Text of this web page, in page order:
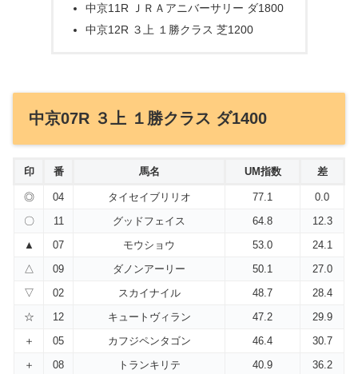
中京11R ＪＲＡアニバーサリー ダ1800
中京12R ３上 １勝クラス 芝1200
中京07R ３上 １勝クラス ダ1400
印 番 馬名 UM指数 差
◎ 04 タイセイブリリオ 77.1
0.0
〇
11 グッドフェイス 64.8
12.3
▲
07 モウショウ 53.0
24.1
△
09 ダノンアーリー 50.1
27.0
▽
02 スカイナイル 48.7
28.4
☆
12 キュートヴィラン 47.2
29.9
＋
05 カフジペンタゴン 46.4
30.7
＋
08 トランキリテ 40.9
36.2